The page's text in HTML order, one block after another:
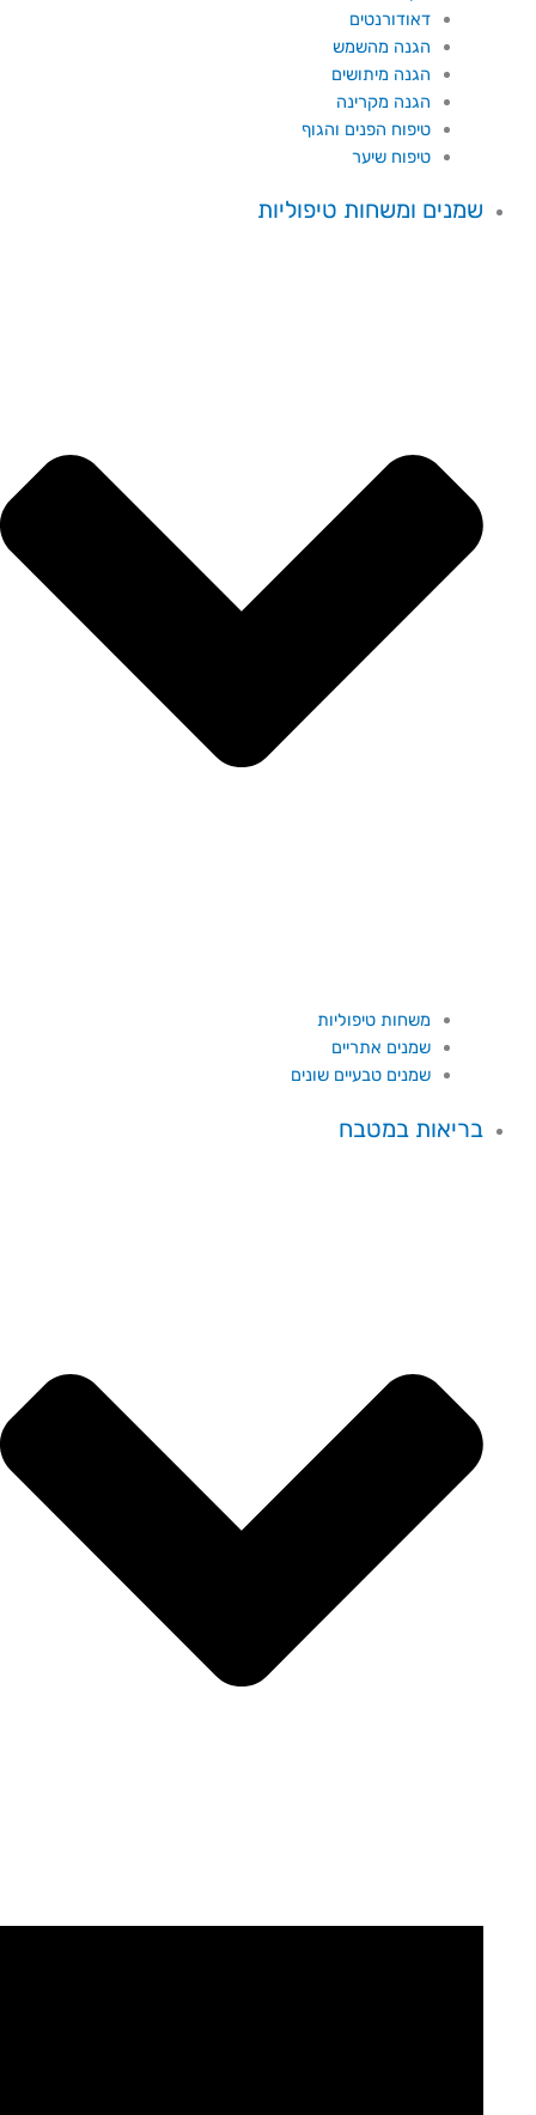
דאודורנטים
הגנה מהשמש
הגנה מיתושים
הגנה מקרינה
טיפוח הפנים והגוף
טיפוח שיער
שמנים ומשחות טיפוליות
משחות טיפוליות
שמנים אתריים
שמנים טבעיים שונים
בריאות במטבח